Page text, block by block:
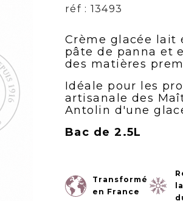
réf : 13493
Crème glacée lait
pâte de panna et
des matières
Idéale pour les
artisanale des
Antolin d'une
Bac de 2.5L
Transformé
en France